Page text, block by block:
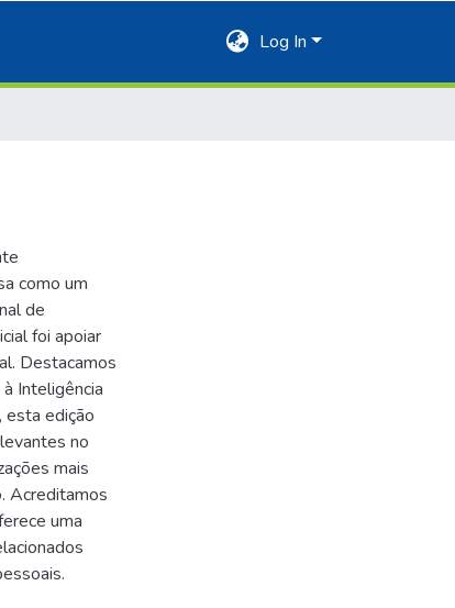
Log In
como um
de
foi apoiar
Destacamos
Inteligência
esta edição
no
mais
Acreditamos
uma